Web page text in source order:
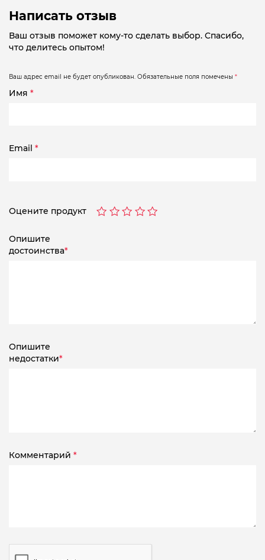
Написать отзыв
Ваш отзыв поможет кому-то сделать выбор. Спасибо,
что делитесь опытом!
Ваш адрес email не будет опубликован. Обязательные поля помечены *
Имя *
Email *
Оцените продукт
Опишите
достоинства*
Опишите
недостатки*
Комментарий *